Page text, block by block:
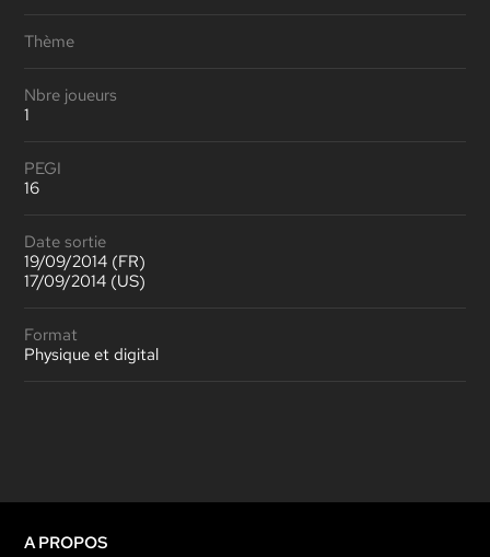
Thème
Nbre joueurs
1
PEGI
16
Date sortie
19/09/2014 (FR)
17/09/2014 (US)
Format
Physique et digital
A PROPOS